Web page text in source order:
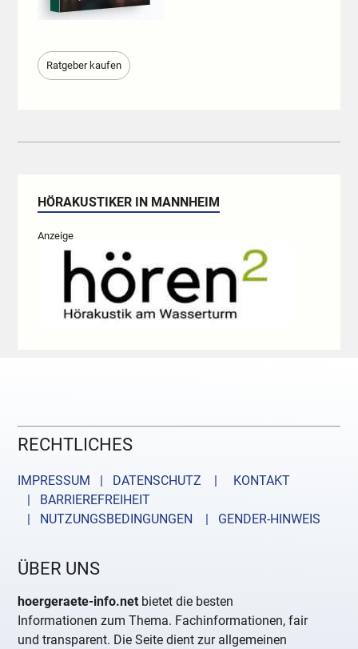
Ratgeber kaufen
HÖRAKUSTIKER IN MANNHEIM
Anzeige
RECHTLICHES
IMPRESSUM | DATENSCHUTZ |
KONTAKT
| BARRIEREFREIHEIT
| NUTZUNGSBEDINGUNGEN
| GENDER-HINWEIS
ÜBER UNS
hoergeraete-info.net bietet die besten
Informationen zum Thema. Fachinformationen, fair
und transparent. Die Seite dient zur allgemeinen